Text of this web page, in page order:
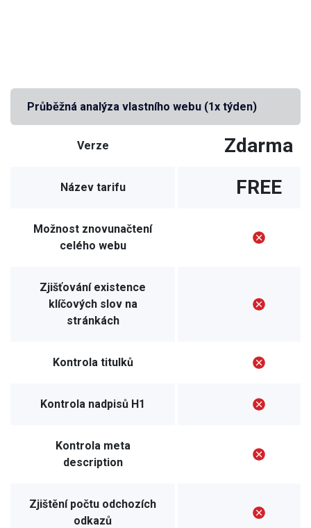
Průběžná analýza vlastního webu (1x týden)
Verze Zdarma
Název tarifu FREE
Možnost znovunačtení
celého webu
Zjišťování existence
klíčových slov na
stránkách
Kontrola titulků
Kontrola nadpisů H1
Kontrola meta
description
Zjištění počtu odchozích
odkazů